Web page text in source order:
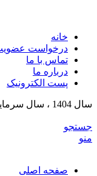
خانه
درخواست
تماس با ما
درباره ما
پست الکترونیک
سال 1404 ، سال سرمایه گذاری برای تولید
جستجو
منو
صفحه اصلی